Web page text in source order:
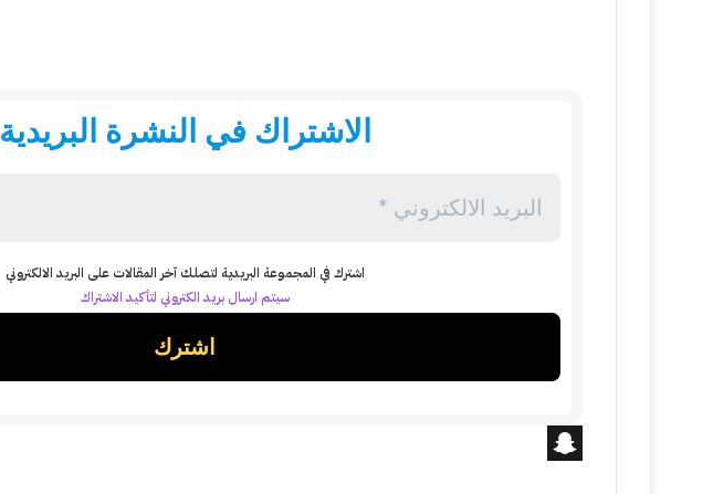
الاشتراك في النشرة البريدية
اشترك في المجموعة البريدية لتصلك آخر المقالات على البريد الالكتروني
سيتم ارسال بريد الكتروني لتأكيد الاشتراك